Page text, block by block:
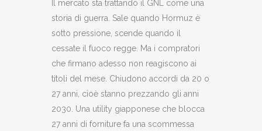
Il mercato sta trattando il GNL come una
storia di guerra. Sale quando Hormuz è
sotto pressione, scende quando il
cessate il fuoco regge. Ma i compratori
che firmano adesso non reagiscono ai
titoli del mese. Chiudono accordi da 20 o
27 anni, cioè stanno prezzando gli anni
2030. Una utility giapponese che blocca
27 anni di forniture fa una scommessa